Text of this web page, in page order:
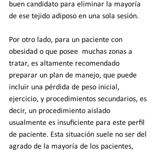
buen candidato para eliminar la mayoría
de ese tejido adiposo en una sola sesión.
Por otro lado, para un paciente con
obesidad o que posee  muchas zonas a
tratar, es altamente recomendado
preparar un plan de manejo, que puede
incluir una pérdida de peso inicial,
ejercicio, y procedimientos secundarios, es
decir, un procedimiento aislado
usualmente es insuficiente para este perfil
de paciente. Esta situación suele no ser del
agrado de la mayoría de los pacientes,